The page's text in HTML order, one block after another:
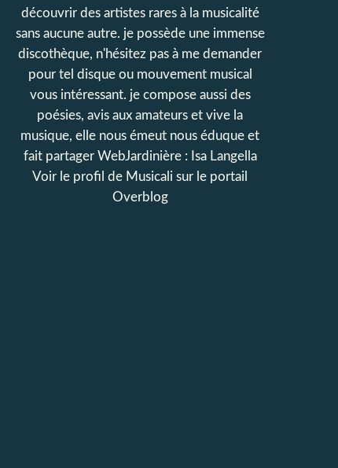
découvrir des artistes rares à la musicalité
sans aucune autre. je possède une immense
discothèque, n'hésitez pas à me demander
pour tel disque ou mouvement musical
vous intéressant. je compose aussi des
poésies, avis aux amateurs et vive la
musique, elle nous émeut nous éduque et
fait partager WebJardinière : Isa Langella
Voir le profil de Musicali sur le portail
Overblog